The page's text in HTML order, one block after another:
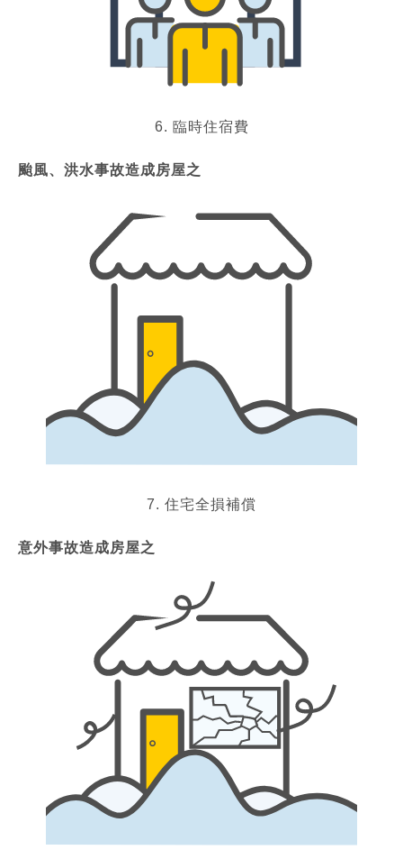
6. 臨時住宿費
颱風、洪水事故造成房屋之
7. 住宅全損補償
意外事故造成房屋之